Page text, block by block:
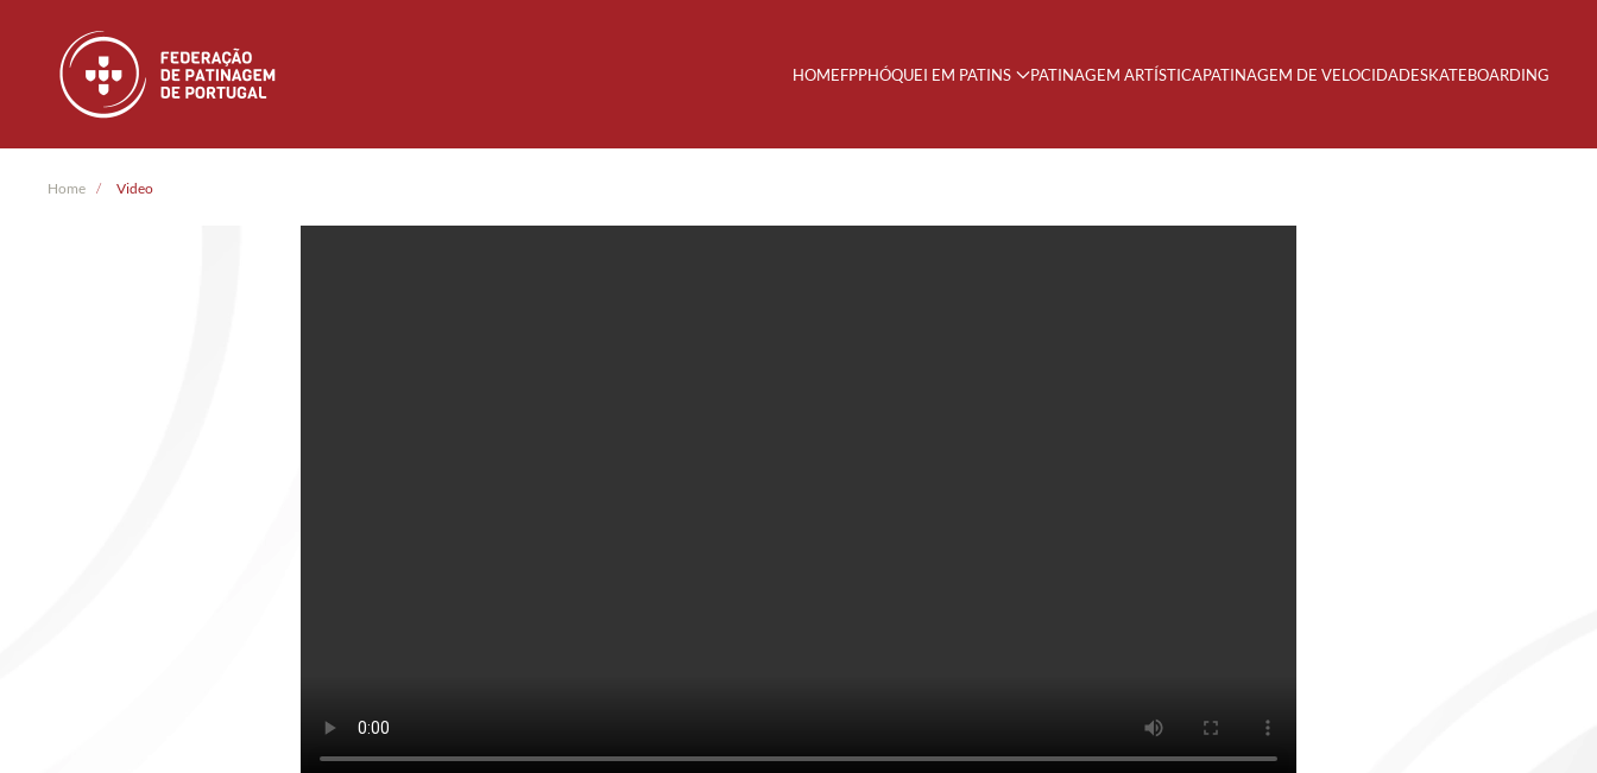
Skip to main content HOMEFPPHÓQUEI EM PATINS PATINAGEM ARTÍSTICAPATINAGEM DE VELOCIDADESKATEBOARDING
Home Video